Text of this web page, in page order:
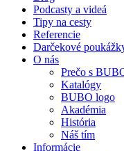
Podcasty a videá
Tipy na cesty
Referencie
Darčekové
O nás
Prečo s
Katalógy
BUBO logo
Akadémia
História
Náš tím
Informácie